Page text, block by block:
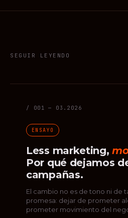
SEGUIR LEYENDO
/ 001 — 03.2026
ENSAYO
Less marketing,
Por qué dejamos
campañas.
El cambio no es de tono ni de
promesa: dejar de prometer
prometer movimiento del